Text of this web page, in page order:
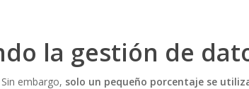
la gestión de
embargo, solo un pequeño porcentaje se